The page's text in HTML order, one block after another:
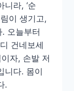
라, ‘순
이 생기고,
오늘부터
건네보세
자, 손발 저
니다. 몸이
.